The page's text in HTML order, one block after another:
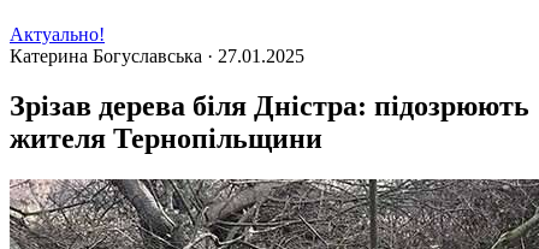
Актуально!
Катерина Богуславська · 27.01.2025
Зрізав дерева біля Дністра: підозрюють
жителя Тернопільщини